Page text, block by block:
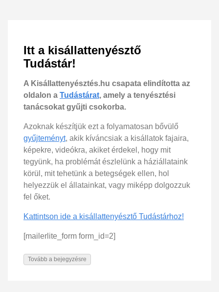
Itt a kisállattenyésztő
Tudástár!
A Kisállattenyésztés.hu csapata elindította az
oldalon a Tudástárat, amely a tenyésztési
tanácsokat gyűjti csokorba.
Azoknak készítjük ezt a folyamatosan bővülő
gyűjteményt, akik kíváncsiak a kisállatok fajaira,
képekre, videókra, akiket érdekel, hogy mit
tegyünk, ha problémát észlelünk a háziállataink
körül, mit tehetünk a betegségek ellen, hol
helyezzük el állatainkat, vagy miképp dolgozzuk
fel őket.
Kattintson ide a kisállattenyésztő Tudástárhoz!
[mailerlite_form form_id=2]
Tovább a bejegyzésre